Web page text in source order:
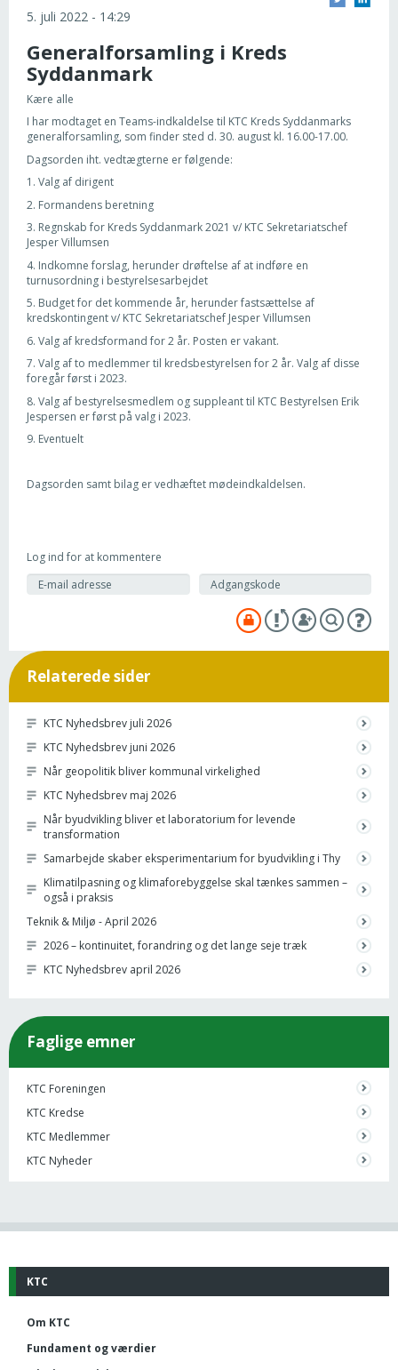
5. juli 2022 - 14:29
Generalforsamling i Kreds
Syddanmark
Kære alle
I har modtaget en Teams-indkaldelse til KTC Kreds Syddanmarks
generalforsamling, som finder sted d. 30. august kl. 16.00-17.00.
Dagsorden iht. vedtægterne er følgende:
1. Valg af dirigent
2. Formandens beretning
3. Regnskab for Kreds Syddanmark 2021 v/ KTC Sekretariatschef
Jesper Villumsen
4. Indkomne forslag, herunder drøftelse af at indføre en
turnusordning i bestyrelsesarbejdet
5. Budget for det kommende år, herunder fastsættelse af
kredskontingent v/ KTC Sekretariatschef Jesper Villumsen
6. Valg af kredsformand for 2 år. Posten er vakant.
7. Valg af to medlemmer til kredsbestyrelsen for 2 år. Valg af disse
foregår først i 2023.
8. Valg af bestyrelsesmedlem og suppleant til KTC Bestyrelsen Erik
Jespersen er først på valg i 2023.
9. Eventuelt
Dagsorden samt bilag er vedhæftet mødeindkaldelsen.
Log ind for at kommentere
Relaterede sider
KTC Nyhedsbrev juli 2026
KTC Nyhedsbrev juni 2026
Når geopolitik bliver kommunal virkelighed
KTC Nyhedsbrev maj 2026
Når byudvikling bliver et laboratorium for levende
transformation
Samarbejde skaber eksperimentarium for byudvikling i Thy
Klimatilpasning og klimaforebyggelse skal tænkes sammen –
også i praksis
Teknik & Miljø - April 2026
2026 – kontinuitet, forandring og det lange seje træk
KTC Nyhedsbrev april 2026
Faglige emner
KTC Foreningen
KTC Kredse
KTC Medlemmer
KTC Nyheder
KTC
Om KTC
Fundament og værdier